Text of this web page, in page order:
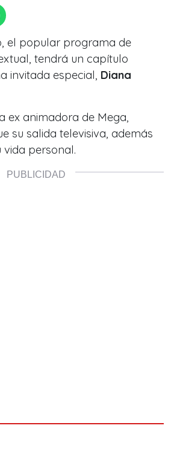
el popular programa de
tendrá un capítulo
invitada especial, Diana
ex animadora de Mega,
su salida televisiva, además
vida personal.